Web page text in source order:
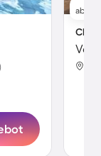
ab